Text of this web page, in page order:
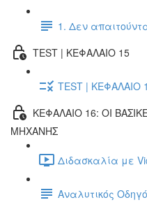
1. Δεν
TEST | ΚΕΦΑΛΑΙΟ 15
TEST | ΚΕΦΑΛΑΙΟ
ΚΕΦΑΛΑΙΟ 16: ΟΙ
ΜΗΧΑΝΗΣ
Διδασκαλία με
Αναλυτικός